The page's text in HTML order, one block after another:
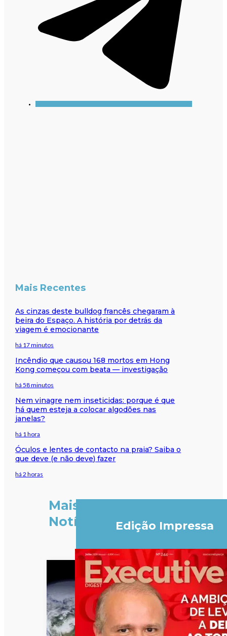
Mais Recentes
As cinzas deste bulldog francês chegaram à
beira do Espaço. A história por detrás da
viagem é emocionante
há 17 minutos
Incêndio que causou 168 mortos em Hong
Kong começou com beata — investigação
há 58 minutos
Nem vinagre nem inseticidas: porque é que
há quem esteja a colocar algodões nas
janelas?
há 1 hora
Óculos e lentes de contacto na praia? Saiba o
que deve (e não deve) fazer
há 2 horas
Mais
Notícias
Edição Impressa